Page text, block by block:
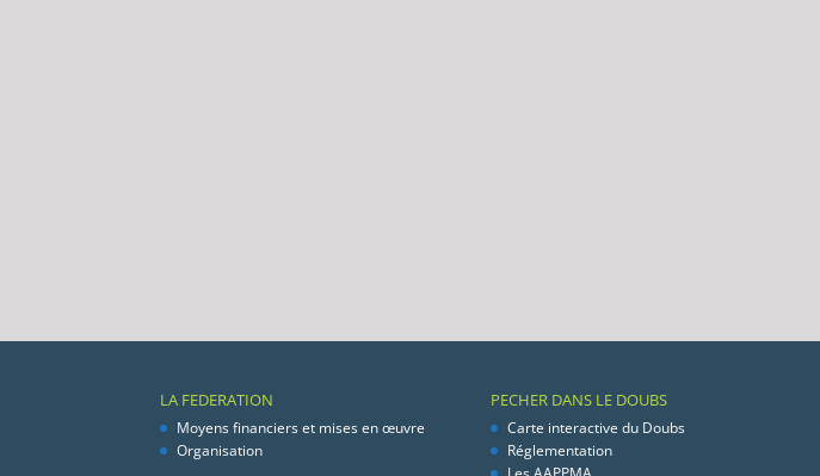
LA FEDERATION
Moyens financiers et mises en œuvre
Organisation
PECHER DANS LE DOUBS
Carte interactive du Doubs
Réglementation